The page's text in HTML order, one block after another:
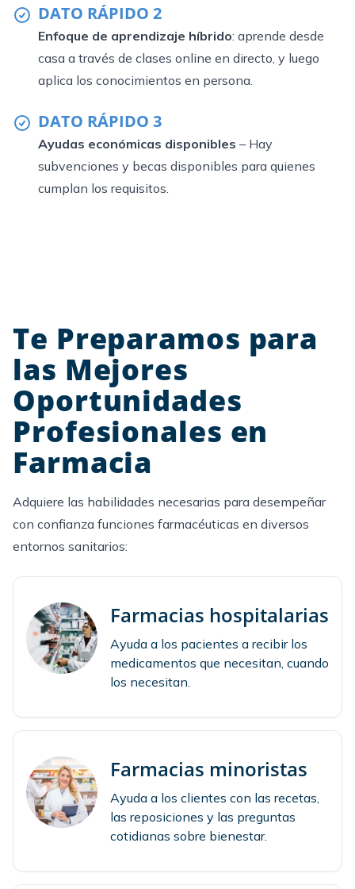
DATO RÁPIDO 2
Enfoque de aprendizaje híbrido: aprende desde
casa a través de clases online en directo, y luego
aplica los conocimientos en persona.
DATO RÁPIDO 3
Ayudas económicas disponibles – Hay
subvenciones y becas disponibles para quienes
cumplan los requisitos.
Te Preparamos para
las Mejores
Oportunidades
Profesionales en
Farmacia
Adquiere las habilidades necesarias para desempeñar
con confianza funciones farmacéuticas en diversos
entornos sanitarios:
Farmacias hospitalarias
Ayuda a los pacientes a recibir los
medicamentos que necesitan, cuando
los necesitan.
Farmacias minoristas
Ayuda a los clientes con las recetas,
las reposiciones y las preguntas
cotidianas sobre bienestar.